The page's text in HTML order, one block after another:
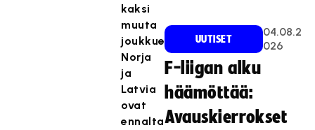
kaksi
muuta
joukkuetta
Norja
ja
Latvia
ovat
ennalta
UUTISET
04.08.2
026
F-liigan alku
häämöttää:
Avauskierrokset